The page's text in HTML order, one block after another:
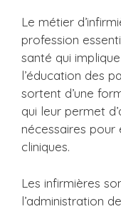
Le métier
profession
santé qui
l’éducation des
sortent d’une
qui leur permet
nécessaires
cliniques.
Les infirmières
l’administration